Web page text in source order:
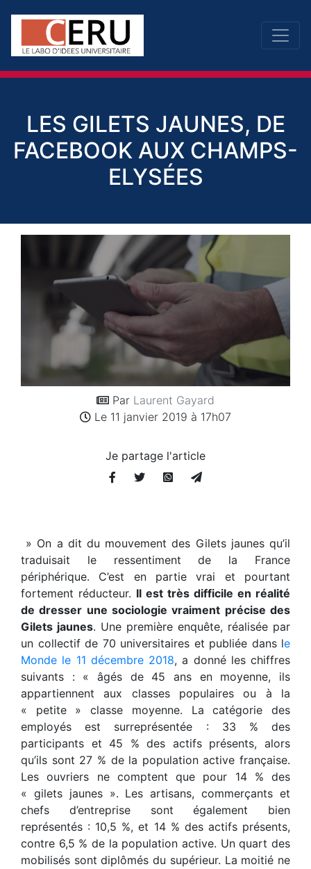
LES GILETS JAUNES, DE
FACEBOOK AUX CHAMPS-
ELYSÉES
Par Laurent Gayard
Le 11 janvier 2019 à 17h07
Je partage l'article
» On a dit du mouvement des Gilets jaunes qu’il
traduisait le ressentiment de la France
périphérique. C’est en partie vrai et pourtant
fortement réducteur. Il est très difficile en réalité
de dresser une sociologie vraiment précise des
Gilets jaunes. Une première enquête, réalisée par
un collectif de 70 universitaires et publiée dans le
Monde le 11 décembre 2018, a donné les chiffres
suivants : « âgés de 45 ans en moyenne, ils
appartiennent aux classes populaires ou à la
« petite » classe moyenne. La catégorie des
employés est surreprésentée : 33 % des
participants et 45 % des actifs présents, alors
qu’ils sont 27 % de la population active française.
Les ouvriers ne comptent que pour 14 % des
« gilets jaunes ». Les artisans, commerçants et
chefs d’entreprise sont également bien
représentés : 10,5 %, et 14 % des actifs présents,
contre 6,5 % de la population active. Un quart des
mobilisés sont diplômés du supérieur. La moitié ne